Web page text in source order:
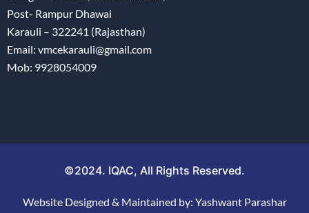
Post- Rampur Dhawai
Karauli – 322241 (Rajasthan)
Email: vmcekarauli@gmail.com
Mob: 9928054009
©2024. IQAC, All Rights Reserved.
Website Designed & Maintained by: Yashwant Parashar